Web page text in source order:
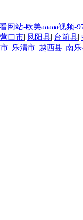
站-欧美aaaaa视频-
营口市| 凤阳县| 台前县|
| 乐清市| 越西县| 南乐